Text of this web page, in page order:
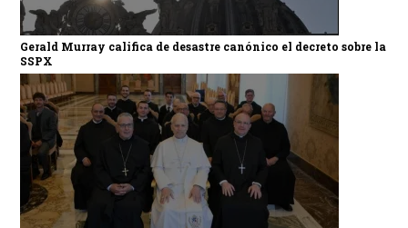
Gerald Murray califica de desastre canónico el decreto sobre la
SSPX